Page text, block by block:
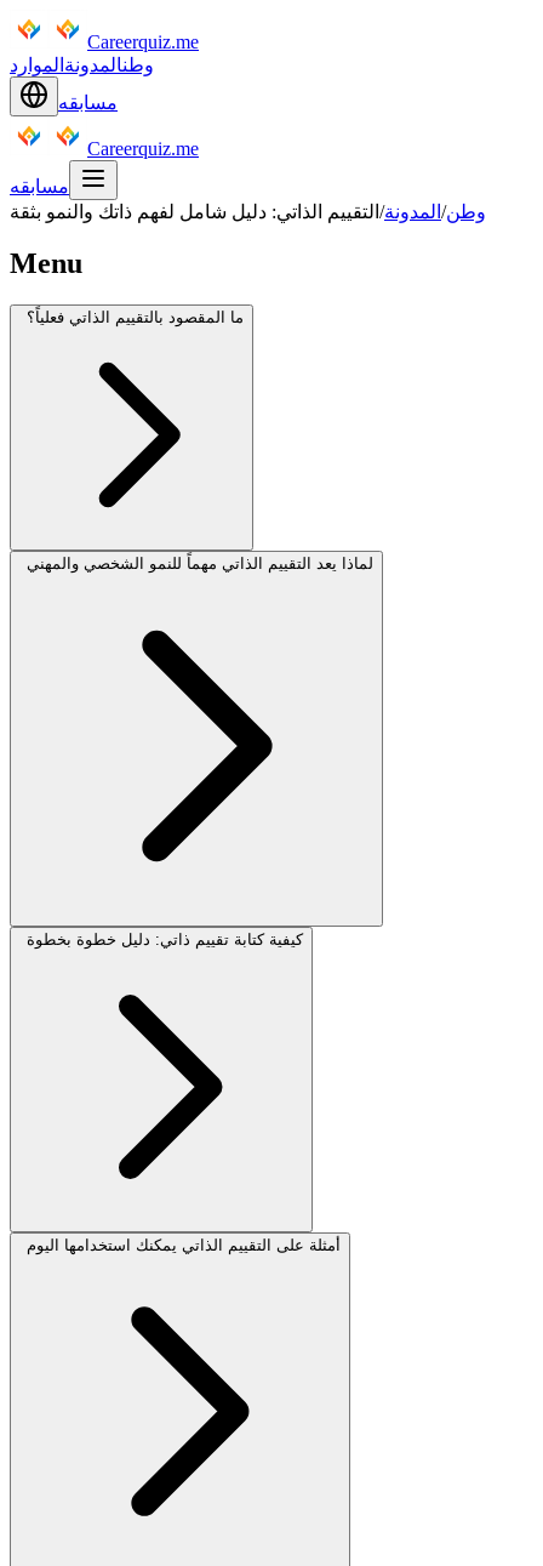
Careerquiz.me
وطنالمدونة الموارد
مسابقه
Careerquiz.me
مسابقه
وطن/ المدونة/ التقييم الذاتي: دليل شامل لفهم ذاتك والنمو بثقة
Menu
ما المقصود بالتقييم الذاتي فعلياً؟
لماذا يعد التقييم الذاتي مهماً للنمو الشخصي والمهني
كيفية كتابة تقييم ذاتي: دليل خطوة بخطوة
أمثلة على التقييم الذاتي يمكنك استخدامها اليوم